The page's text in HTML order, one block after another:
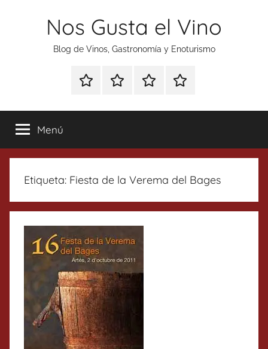
Nos Gusta el Vino
Blog de Vinos, Gastronomía y Enoturismo
Especial
Tonics
Enoturismo
Gastronomía
RankingContacto
Menú
Etiqueta: Fiesta de la Verema del Bages